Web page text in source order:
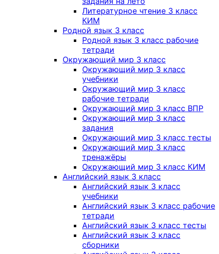
Литературное чтение 3 класс
КИМ
Родной язык 3 класс
Родной язык 3 класс рабочие
тетради
Окружающий мир 3 класс
Окружающий мир 3 класс
учебники
Окружающий мир 3 класс
рабочие тетради
Окружающий мир 3 класс ВПР
Окружающий мир 3 класс
задания
Окружающий мир 3 класс тесты
Окружающий мир 3 класс
тренажёры
Окружающий мир 3 класс КИМ
Английский язык 3 класс
Английский язык 3 класс
учебники
Английский язык 3 класс рабочие
тетради
Английский язык 3 класс тесты
Английский язык 3 класс
сборники